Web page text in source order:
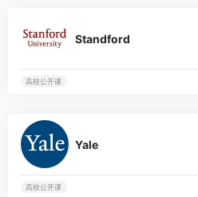
Standford
高校公开课
Yale
高校公开课